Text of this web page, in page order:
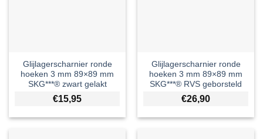
Glijlagerscharnier ronde
hoeken 3 mm 89×89 mm
SKG***® zwart gelakt
€15,95
Glijlagerscharnier ronde
hoeken 3 mm 89×89 mm
SKG***® RVS geborsteld
€26,90